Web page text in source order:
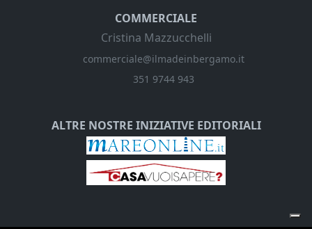
COMMERCIALE
Cristina Mazzucchelli
commerciale@ilmadeinbergamo.it
351 9744 943
ALTRE NOSTRE INIZIATIVE EDITORIALI